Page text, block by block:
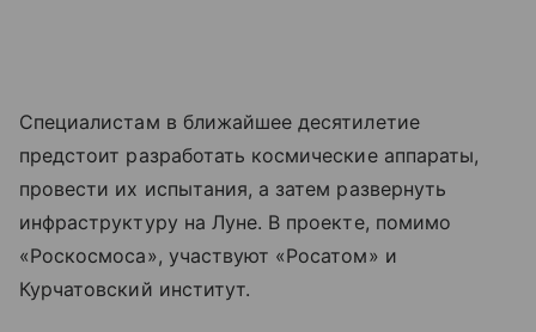
Специалистам в ближайшее десятилетие
предстоит разработать космические аппараты,
провести их испытания, а затем развернуть
инфраструктуру на Луне. В проекте, помимо
«Роскосмоса», участвуют «Росатом» и
Курчатовский институт.